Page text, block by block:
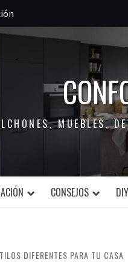
MUEBLES,
CONSEJOS DIY
DIFERENTES PARA TU CASA